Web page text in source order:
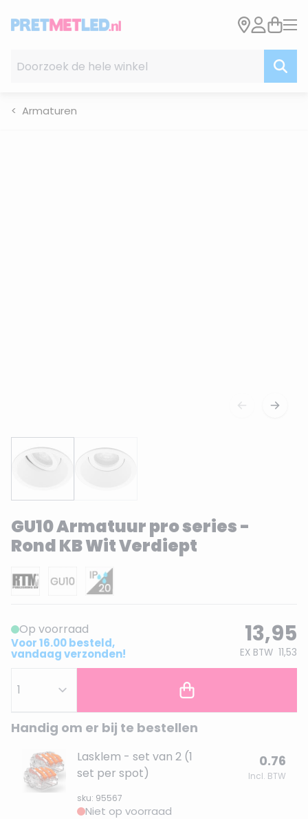
Armaturen
GU10 Armatuur pro series -
Rond KB Wit Verdiept
Op voorraad
Voor 16.00 besteld,
vandaag verzonden!
13,95
EX BTW 11,53
Handig om er bij te bestellen
Lasklem - set van 2 (1
set per spot)
sku: 95567
0.76
Incl. BTW
Niet op voorraad